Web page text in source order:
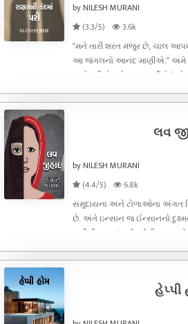
by NILESH MURANI
(3.3/5)
3.6k
“મને તારી શરત મંજુર છે,
આ જંગલનો આનંદ માણીએ.” અમે
અને પરીએ મને હુકમ કર્યો કે “હવે તું
શરીરમ
લવ
by NILESH MURANI
(4.4/5)
6.8k
સમુદાયના અને ટોળાઓના અંગત
છે. અંતે ઇન્સાન જ ઈન્સાનનો
નથીશીખવાડતું. ધર્મ ધર્મની
હેપ્પી